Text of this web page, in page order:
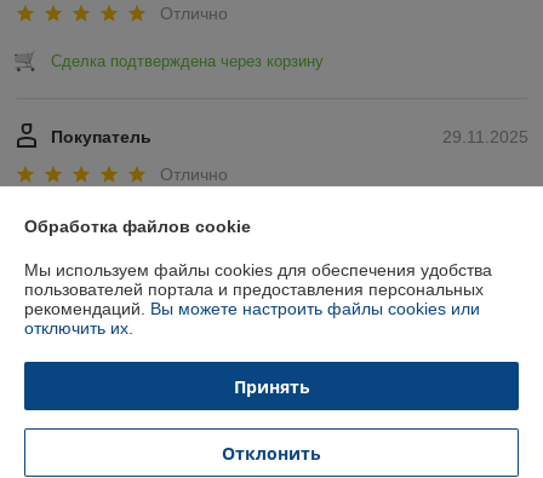
Отлично
Сделка подтверждена через корзину
29.11.2025
Покупатель
Отлично
Показать все отзывы
О нас
Контакты
Доставка и оплата
График работы
Обработка файлов cookie
Мы используем файлы cookies для обеспечения удобства
пользователей портала и предоставления персональных
рекомендаций. Вы можете настроить файлы cookies или
отключить их.
Принять
Отклонить